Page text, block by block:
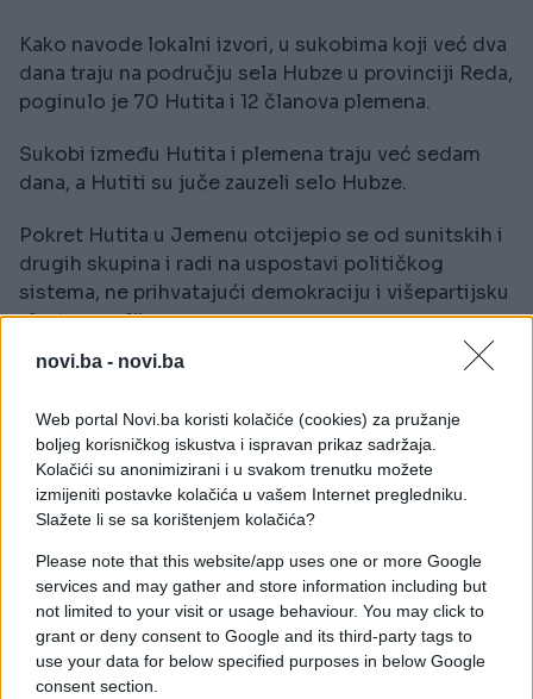
novi.ba - novi.ba
Web portal Novi.ba koristi kolačiće (cookies) za pružanje
boljeg korisničkog iskustva i ispravan prikaz sadržaja.
Kolačići su anonimizirani i u svakom trenutku možete
izmijeniti postavke kolačića u vašem Internet pregledniku.
Slažete li se sa korištenjem kolačića?
Please note that this website/app uses one or more Google
services and may gather and store information including but
not limited to your visit or usage behaviour. You may click to
grant or deny consent to Google and its third-party tags to
use your data for below specified purposes in below Google
consent section.
Kako navode lokalni izvori, u sukobima koji već dva
dana traju na području sela Hubze u provinciji Reda,
poginulo je 70 Hutita i 12 članova plemena.
Sukobi između Hutita i plemena traju već sedam
dana, a Hutiti su juče zauzeli selo Hubze.
Pokret Hutita u Jemenu otcijepio se od sunitskih i
drugih skupina i radi na uspostavi političkog
sistema, ne prihvatajući demokraciju i višepartijsku
vlast u zemlji.
Sjedište pokreta je u gradu Sa'dah na sjeveru
obučavanje boraca.
(AA)